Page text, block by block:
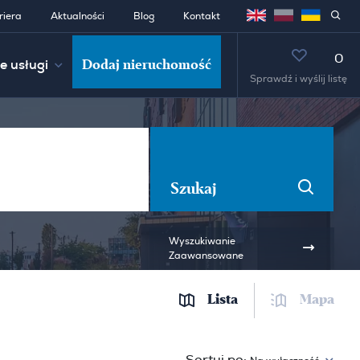
Aktualności Blog Kontakt
usługi Dodaj nieruchomość 0
Sprawdź i wyślij listę
Szukaj
Wyszukiwanie
Zaawansowane
Lista Mapa